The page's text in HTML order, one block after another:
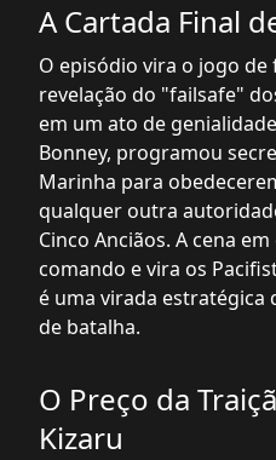
A Cartada Final
O episódio vira o jogo
revelação do "failsafe"
em um ato de
Bonney, programou
Marinha para
qualquer outra
Cinco Anciãos. A cena
comando e vira os
é uma virada
de batalha.
O Preço da
Kizaru